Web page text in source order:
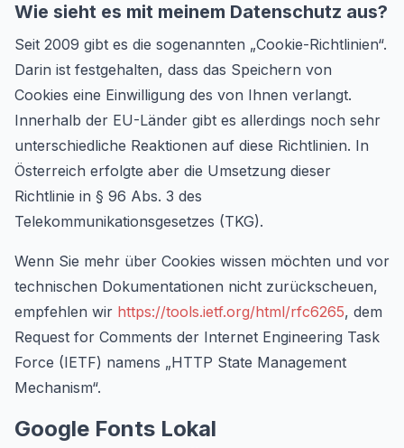
Wie sieht es mit meinem Datenschutz aus?
Seit 2009 gibt es die sogenannten „Cookie-Richtlinien“.
Darin ist festgehalten, dass das Speichern von
Cookies eine Einwilligung des von Ihnen verlangt.
Innerhalb der EU-Länder gibt es allerdings noch sehr
unterschiedliche Reaktionen auf diese Richtlinien. In
Österreich erfolgte aber die Umsetzung dieser
Richtlinie in § 96 Abs. 3 des
Telekommunikationsgesetzes (TKG).
Wenn Sie mehr über Cookies wissen möchten und vor
technischen Dokumentationen nicht zurückscheuen,
empfehlen wir https://tools.ietf.org/html/rfc6265, dem
Request for Comments der Internet Engineering Task
Force (IETF) namens „HTTP State Management
Mechanism“.
Google Fonts Lokal